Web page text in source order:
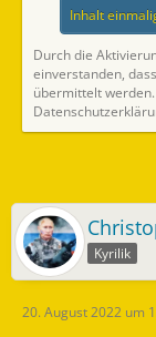
Inhalt
Durch die
einverstanden,
übermittelt
Kyrilik
20. August 2022 um